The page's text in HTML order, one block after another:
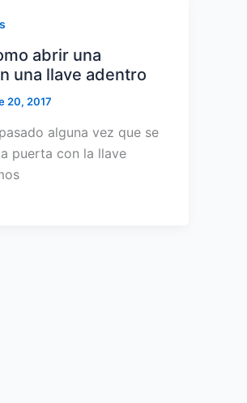
abrir una
una llave adentro
20, 2017
alguna vez que se
puerta con la llave